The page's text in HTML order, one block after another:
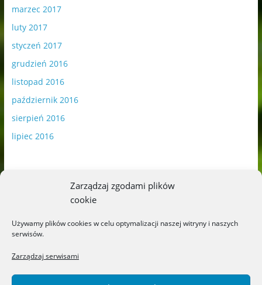
Zarządzaj zgodami plików
cookie
Używamy plików cookies w celu optymalizacji naszej witryny i naszych
serwisów.
Zarządzaj serwisami
marzec 2017
luty 2017
styczeń 2017
grudzień 2016
listopad 2016
październik 2016
sierpień 2016
lipiec 2016